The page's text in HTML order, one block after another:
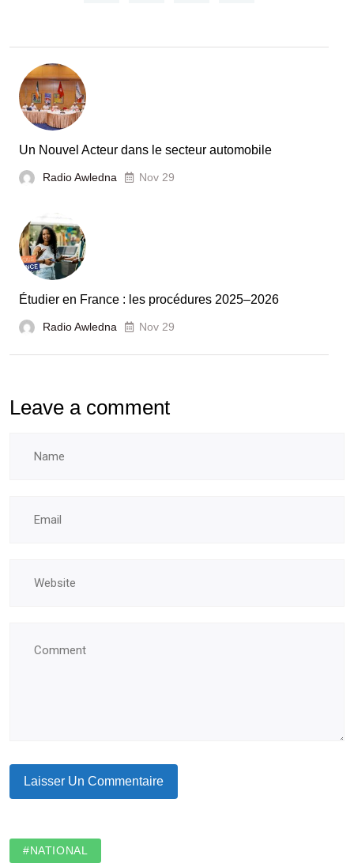
la
France
et
écoles
Un Nouvel Acteur dans le secteur automobile
Radio Awledna Nov 29
Étudier en France : les procédures 2025–2026
Radio Awledna Nov 29
Leave a comment
#NATIONAL